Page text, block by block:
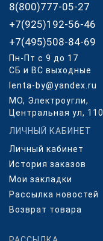
8(800)777-05-27
+7(925)192-56-46
+7(495)508-84-69
Пн-Пт с 9 до 17
СБ и ВС выходные
lenta-by@yandex.ru
МО, Электроугли,
Центральная ул, 110
ЛИЧНЫЙ КАБИНЕТ
Личный кабинет
История заказов
Мои закладки
Рассылка новостей
Возврат товара